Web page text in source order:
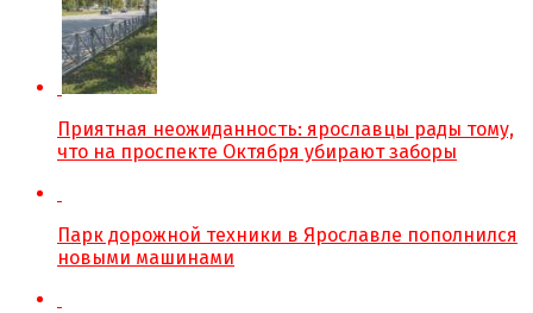
Приятная неожиданность: ярославцы рады тому,
что на проспекте Октября убирают заборы
Парк дорожной техники в Ярославле пополнился
новыми машинами